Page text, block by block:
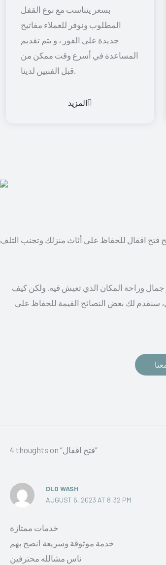
بسعر يتناسب مع نوع القفل
المطلوب ونوفر للعملاء مفاتيح
جديدة على الفور ، و يتم تقديم
المساعدة في أسرع وقت ممكن من
قبل الفنيين لدينا.
المزيد
فتح اقفال للحفاظ على أثاث منزلك وتجنب التلف
جمال وراحة المكان الذي تعيش فيه. ولكن كيف
سنقدم لك بعض النصائح القيمة للحفاظ على
4 thoughts on “فتح اقفال”
DLO WASH
AUGUST 6, 2023 AT 8:32 PM
خدمات ممتازة
خدمة موثوقة وسريعة انصح بهم
ناس مشالله محترفين